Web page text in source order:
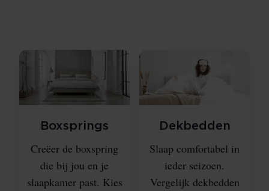
Boxsprings
Creëer de boxspring
die bij jou en je
slaapkamer past. Kies
Dekbedden
Slaap comfortabel in
ieder seizoen.
Vergelijk dekbedden